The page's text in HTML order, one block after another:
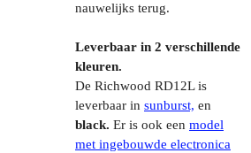
nauwelijks terug.
Leverbaar in 2 verschillende
kleuren.
De Richwood RD12L is
leverbaar in sunburst, en
black. Er is ook een model
met ingebouwde electronica